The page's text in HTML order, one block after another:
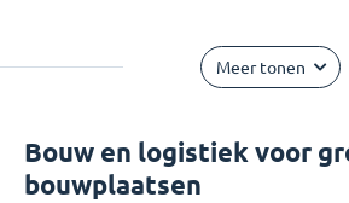
Meer tonen
Bouw en logistiek voor
bouwplaatsen